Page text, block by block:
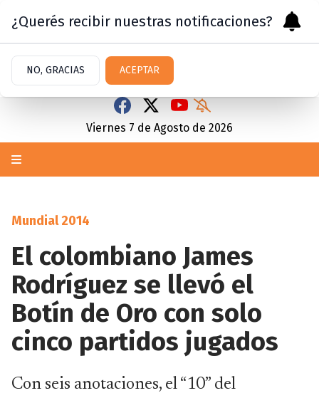
Viernes 7 de Agosto de 2026
Mundial 2014
El colombiano James
Rodríguez se llevó el
Botín de Oro con solo
cinco partidos jugados
Con seis anotaciones, el “10” del
¿Querés recibir nuestras notificaciones?
NO, GRACIAS ACEPTAR